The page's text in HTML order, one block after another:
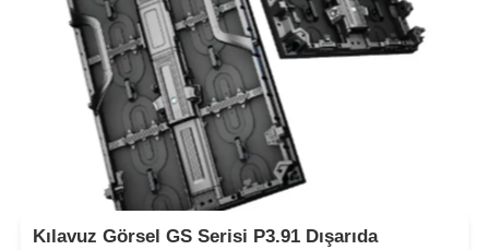
Kılavuz Görsel GS Serisi P3.91 Dışarıda